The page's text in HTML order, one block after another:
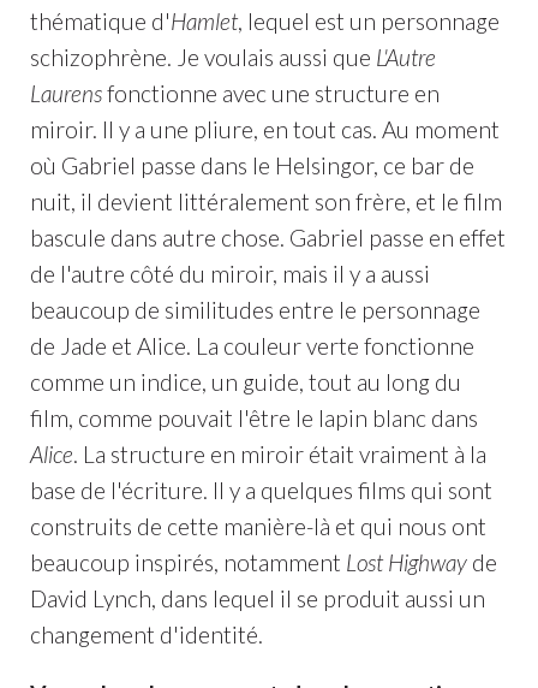
thématique d'Hamlet, lequel est un personnage
schizophrène. Je voulais aussi que L'Autre
Laurensfonctionne avec une structure en
miroir. Il y a une pliure, en tout cas. Au moment
où Gabriel passe dans le Helsingor, ce bar de
nuit, il devient littéralement son frère, et le film
bascule dans autre chose. Gabriel passe en effet
de l'autre côté du miroir, mais il y a aussi
beaucoup de similitudes entre le personnage
de Jade et Alice. La couleur verte fonctionne
comme un indice, un guide, tout au long du
film, comme pouvait l'être le lapin blanc dans
Alice. La structure en miroir était vraiment à la
base de l'écriture. Il y a quelques films qui sont
construits de cette manière-là et qui nous ont
beaucoup inspirés, notamment Lost Highwayde
David Lynch, dans lequel il se produit aussi un
changement d'identité.